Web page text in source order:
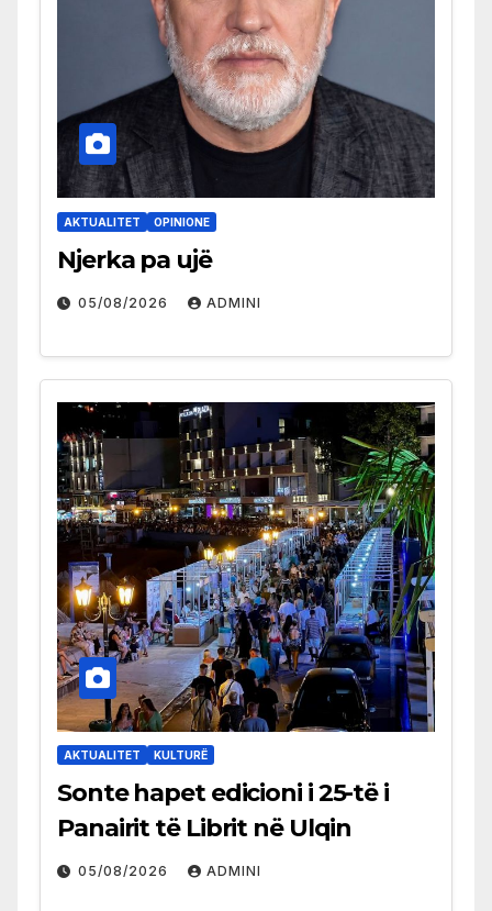
AKTUALITET OPINIONE
Njerka pa ujë
05/08/2026 ADMINI
AKTUALITET KULTURË
Sonte hapet edicioni i 25-të i
Panairit të Librit në Ulqin
05/08/2026 ADMINI